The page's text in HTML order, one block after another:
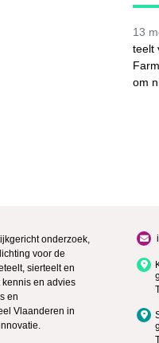
13
teelt
om
onderzoek,
voor de
sierteelt en
en advies
en
Vlaanderen in